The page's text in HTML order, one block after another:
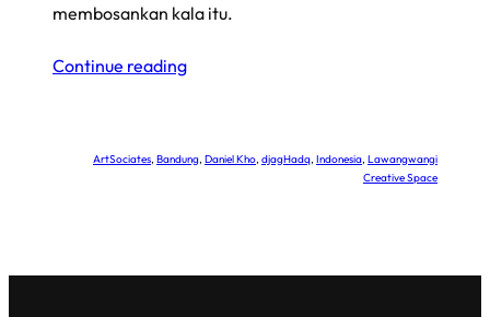
membosankan kala itu.
Continue reading
ArtSociates, Bandung, Daniel Kho, djagHadq, Indonesia, Lawangwangi
Creative Space